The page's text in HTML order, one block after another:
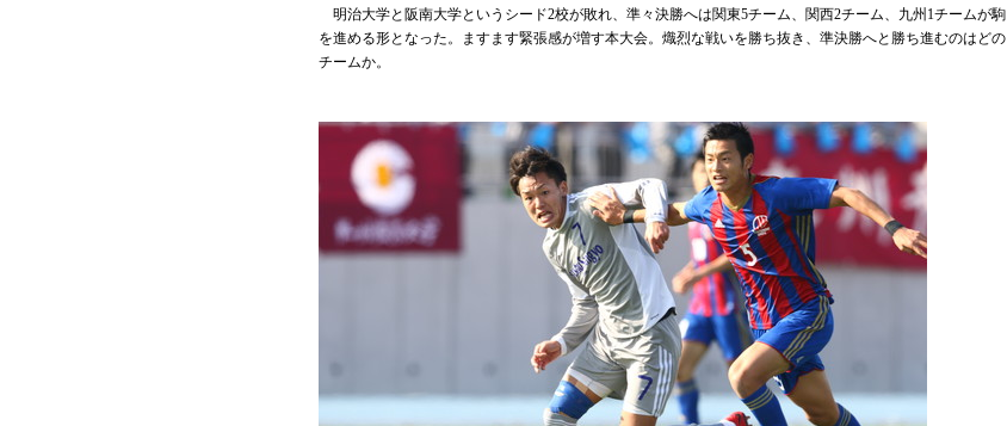
明治大学と阪南大学というシード2校が敗れ、準々決勝へは関東5チーム、関西2チーム、九州1チームが駒
を進める形となった。ますます緊張感が増す本大会。熾烈な戦いを勝ち抜き、準決勝へと勝ち進むのはどの
チームか。